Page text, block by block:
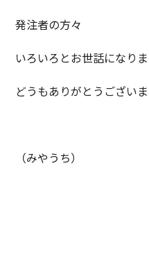
発注者の方々
いろいろとお世話になりま
どうもありがとうございま
（みやうち）